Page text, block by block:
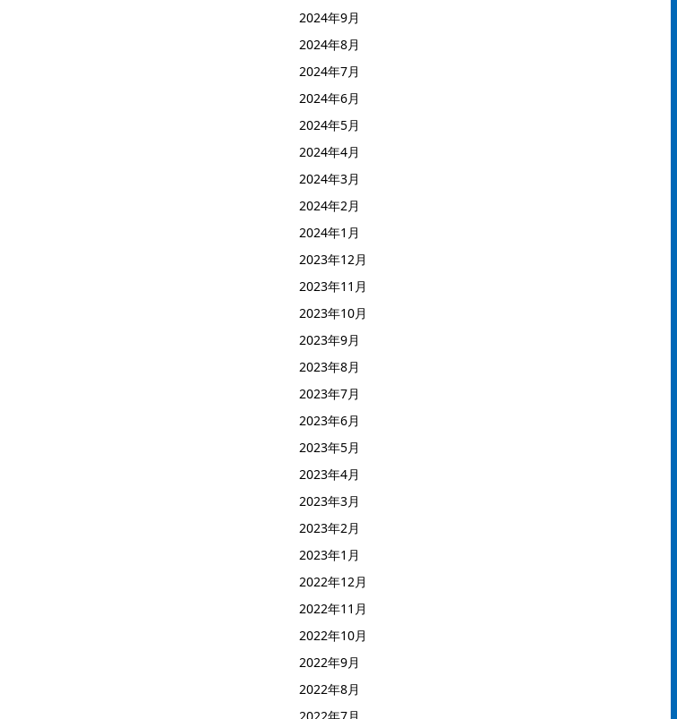
2024年9月
2024年8月
2024年7月
2024年6月
2024年5月
2024年4月
2024年3月
2024年2月
2024年1月
2023年12月
2023年11月
2023年10月
2023年9月
2023年8月
2023年7月
2023年6月
2023年5月
2023年4月
2023年3月
2023年2月
2023年1月
2022年12月
2022年11月
2022年10月
2022年9月
2022年8月